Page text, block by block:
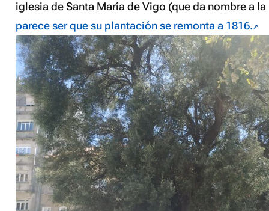
iglesia de Santa María de Vigo (que da nombre a
parece ser que su plantación se remonta a 1816.